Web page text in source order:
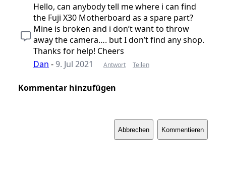
Hello, can anybody tell me where i can find
the Fuji X30 Motherboard as a spare part?
Mine is broken and i don’t want to throw
away the camera…. but I don’t find any shop.
Thanks for help! Cheers
Dan -9. Jul 2021 Antwort Teilen
Kommentar hinzufügen
Abbrechen Kommentieren